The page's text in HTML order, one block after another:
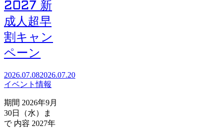
2027 新
成人超早
割キャン
ペーン
2026.07.082026.07.20
イベント情報
期間 2026年9月
30日（水）ま
で 内容 2027年